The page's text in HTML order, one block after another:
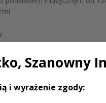
Szanowny
i wyrażenie zgody: